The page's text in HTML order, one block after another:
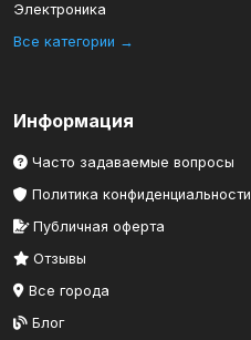
Электроника
Все категории →
Информация
Часто задаваемые вопросы
Политика конфиденциальности
Публичная оферта
Отзывы
Все города
Блог